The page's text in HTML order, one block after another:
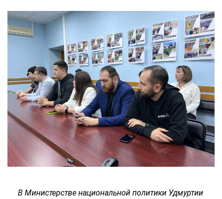
В Министерстве национальной политики Удмуртии